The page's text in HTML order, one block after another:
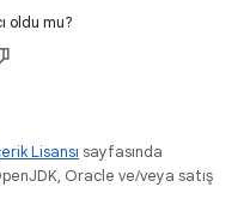
oldu mu?
Lisansı sayfasında
Oracle ve/veya satış